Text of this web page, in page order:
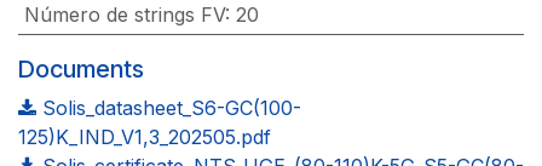
Número de strings FV: 20
Documents
Solis_datasheet_S6-GC(100-
125)K_IND_V1,3_202505.pdf